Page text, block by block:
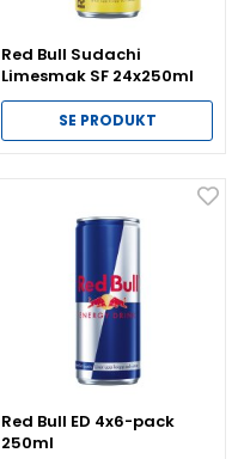
Red Bull Sudachi
Limesmak SF 24x250ml
NP
SE PRODUKT
Red Bull ED 4x6-pack
250ml